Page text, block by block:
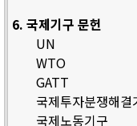
6. 국제기구 문헌
UN
WTO
GATT
국제투자분쟁해결
국제노동기구